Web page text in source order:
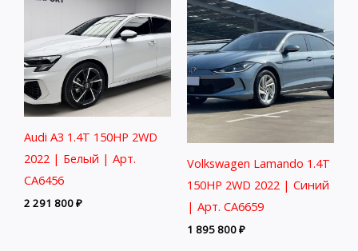
Audi A3 1.4T 150HP 2WD
2022 | Белый | Арт.
CA6456
2 291 800₽
Volkswagen Lamando 1.4T
150HP 2WD 2022 | Синий
| Арт. CA6659
1 895 800₽